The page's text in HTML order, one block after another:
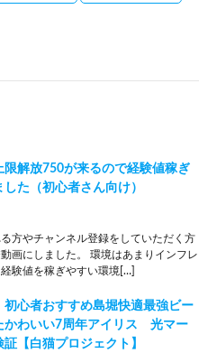
限解放750が来るので経験値稼ぎ
た（初心者さん向け）
方やチャンネル登録をしていただく方
画にしました。 環境はあまりインフレ
験値を稼ぎやすい環境[…]
初心者おすすめ島堀快適最強ビー
かわいい7周年アイリス 光マー
【白猫プロジェクト】